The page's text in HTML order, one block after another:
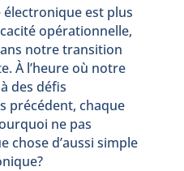
électronique est plus
opérationnelle,
notre transition
À l’heure où notre
des défis
précédent, chaque
ne pas
chose d’aussi simple